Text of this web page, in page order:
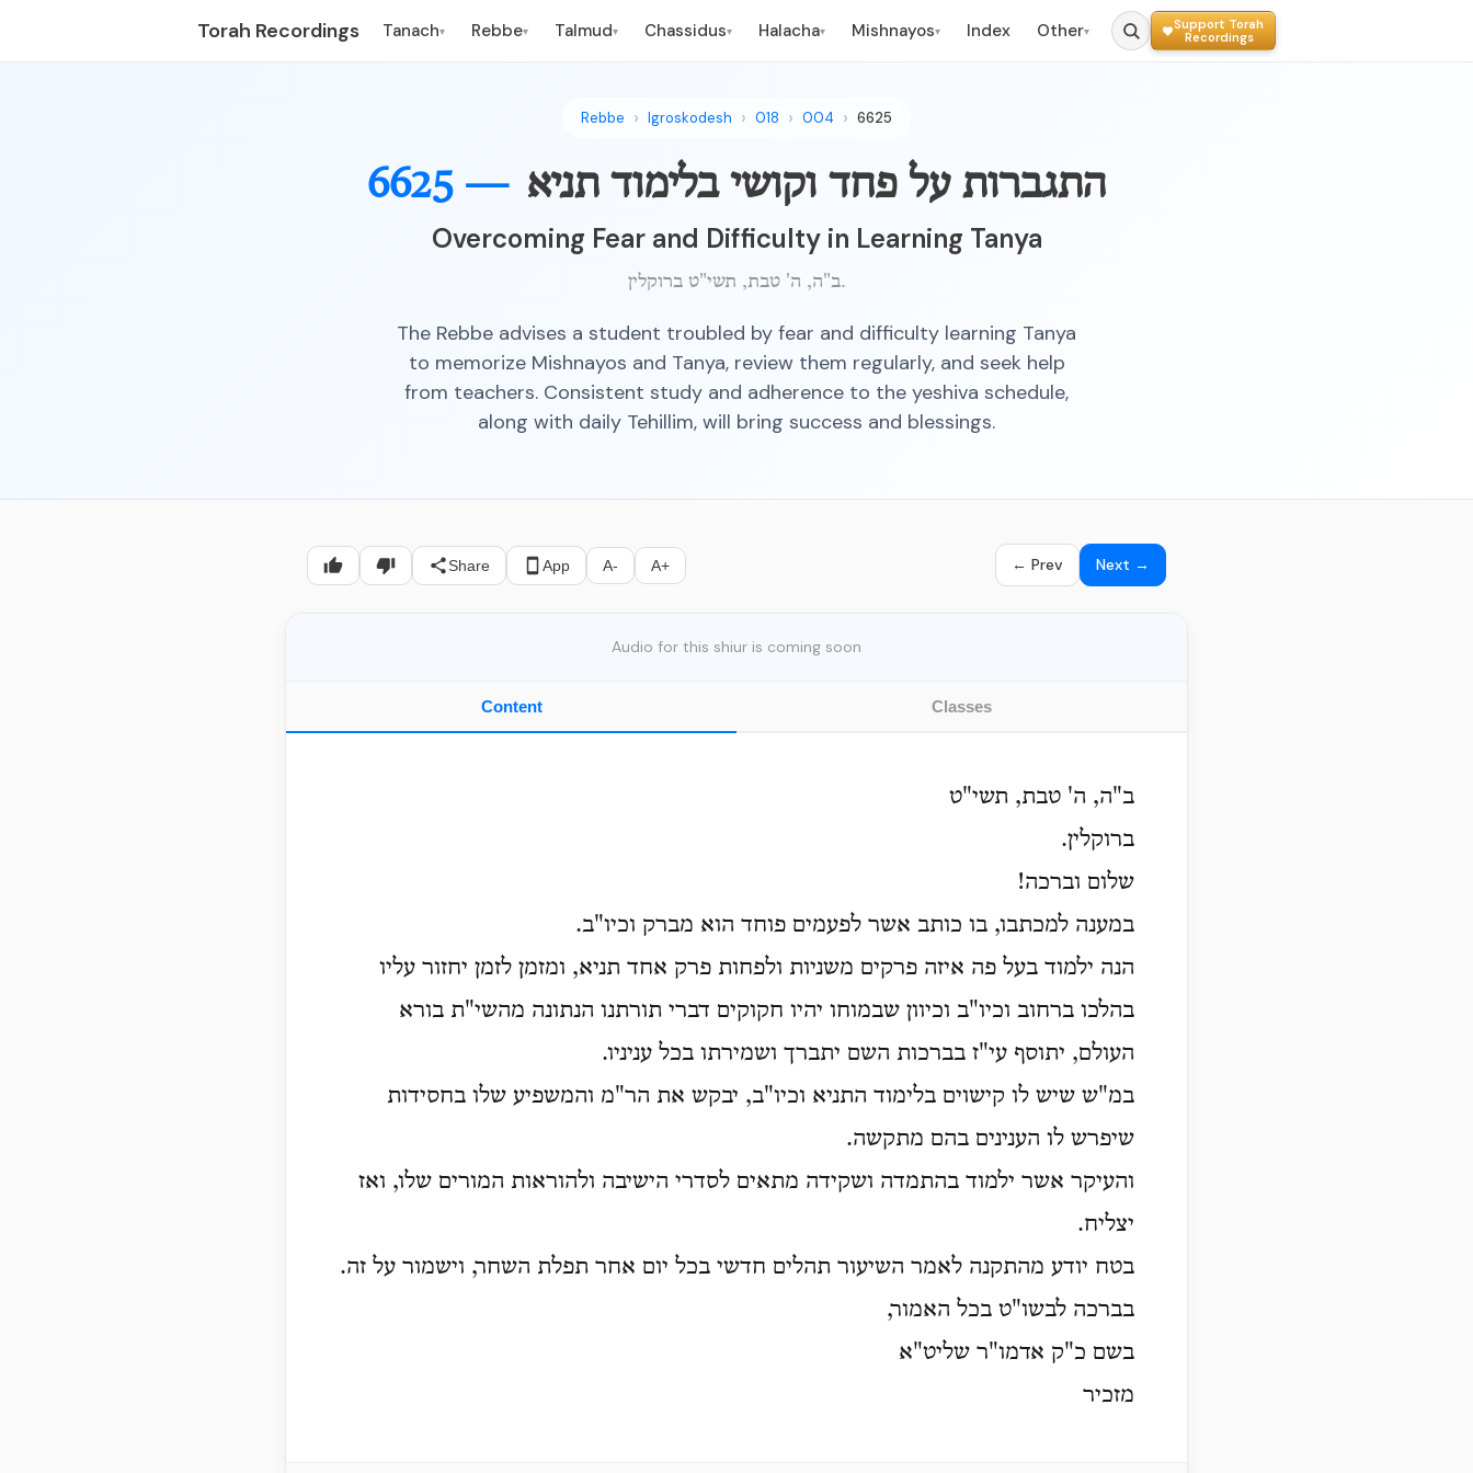
Torah Recordings Tanach▾ Rebbe▾ Talmud▾ Chassidus▾ Halacha▾ Mishnayos▾ Index Other▾
Support Torah
Recordings
Rebbe Igroskodesh 018 004 6625
6625 — התגברות על פחד וקושי בלימוד תניא
Overcoming Fear and Difficulty in Learning Tanya
ב"ה, ה' טבת, תשי"ט ברוקלין.
The Rebbe advises a student troubled by fear and difficulty learning Tanya
to memorize Mishnayos and Tanya, review them regularly, and seek help
from teachers. Consistent study and adherence to the yeshiva schedule,
along with daily Tehillim, will bring success and blessings.
Share App A- A+ ← Prev Next →
Audio for this shiur is coming soon
Content Classes
ב"ה, ה' טבת, תשי"ט
ברוקלין.
שלום וברכה!
במענה למכתבו, בו כותב אשר לפעמים פוחד הוא מברק וכיו"ב.
הנה ילמוד בעל פה איזה פרקים משניות ולפחות פרק אחד תניא, ומזמן לזמן יחזור עליו
בהלכו ברחוב וכיו"ב וכיוון שבמוחו יהיו חקוקים דברי תורתנו הנתונה מהשי"ת בורא
העולם, יתוסף עי"ז בברכות השם יתברך ושמירתו בכל עניניו.
במ"ש שיש לו קישוים בלימוד התניא וכיו"ב, יבקש את הר"מ והמשפיע שלו בחסידות
שיפרש לו הענינים בהם מתקשה.
והעיקר אשר ילמוד בהתמדה ושקידה מתאים לסדרי הישיבה ולהוראות המורים שלו, ואז
יצליח.
בטח יודע מהתקנה לאמר השיעור תהלים חדשי בכל יום אחר תפלת השחר, וישמור על זה.
בברכה לבשו"ט בכל האמור,
בשם כ"ק אדמו"ר שליט"א
מזכיר